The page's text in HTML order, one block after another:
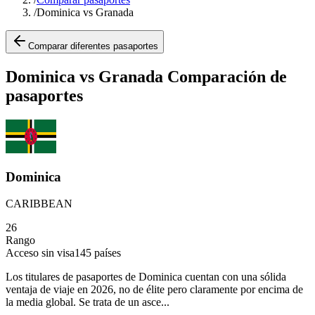
/Dominica vs Granada
Comparar diferentes pasaportes
Dominica vs Granada Comparación de
pasaportes
Dominica
CARIBBEAN
26
Rango
Acceso sin visa145 países
Los titulares de pasaportes de Dominica cuentan con una sólida
ventaja de viaje en 2026, no de élite pero claramente por encima de
la media global. Se trata de un asce...